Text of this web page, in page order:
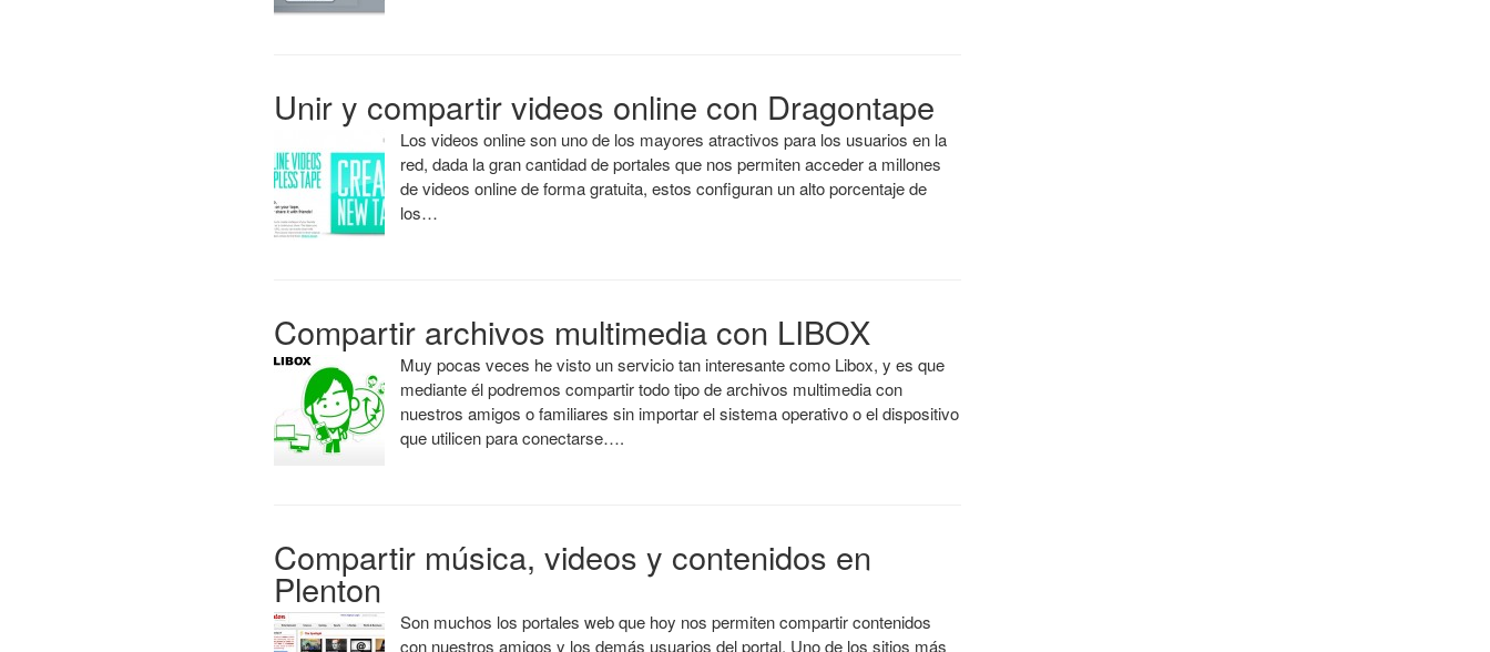
Unir y compartir videos online con Dragontape
Los videos online son uno de los mayores atractivos para los usuarios en la
red, dada la gran cantidad de portales que nos permiten acceder a millones
de videos online de forma gratuita, estos configuran un alto porcentaje de
los…
Compartir archivos multimedia con LIBOX
Muy pocas veces he visto un servicio tan interesante como Libox, y es que
mediante él podremos compartir todo tipo de archivos multimedia con
nuestros amigos o familiares sin importar el sistema operativo o el dispositivo
que utilicen para conectarse….
Compartir música, videos y contenidos en
Plenton
Son muchos los portales web que hoy nos permiten compartir contenidos
con nuestros amigos y los demás usuarios del portal. Uno de los sitios más